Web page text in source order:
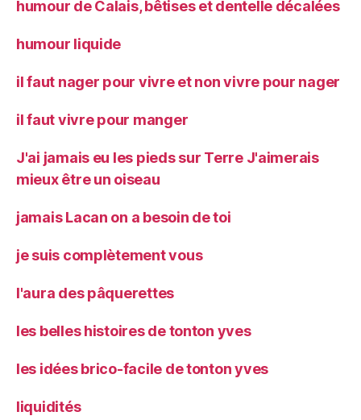
humour de Calais, bêtises et dentelle décalées
humour liquide
il faut nager pour vivre et non vivre pour nager
il faut vivre pour manger
J'ai jamais eu les pieds sur Terre J'aimerais
mieux être un oiseau
jamais Lacan on a besoin de toi
je suis complètement vous
l'aura des pâquerettes
les belles histoires de tonton yves
les idées brico-facile de tonton yves
liquidités